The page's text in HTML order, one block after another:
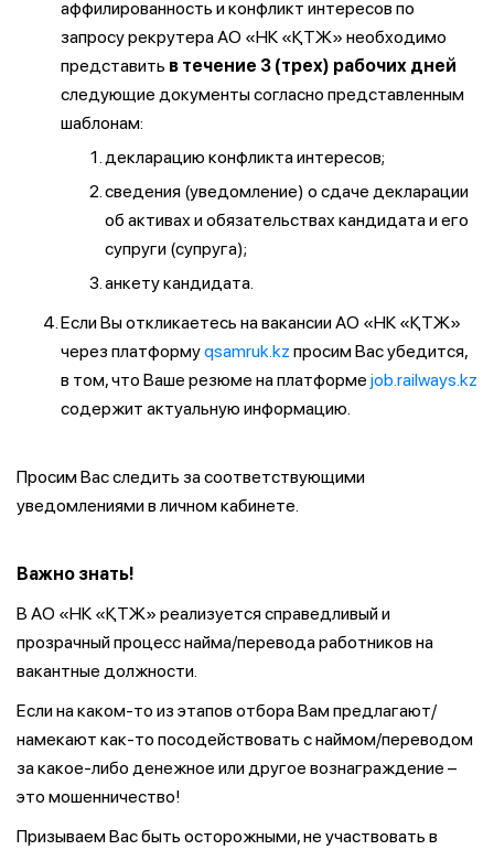
аффилированность и конфликт интересов по
запросу рекрутера АО «НК «ҚТЖ» необходимо
представить в течение 3 (трех) рабочих дней
следующие документы согласно представленным
шаблонам:
декларацию конфликта интересов;
сведения (уведомление) о сдаче декларации
об активах и обязательствах кандидата и его
супруги (супруга);
анкету кандидата.
Если Вы откликаетесь на вакансии АО «НК «ҚТЖ»
через платформуqsamruk.kz просим Вас убедится,
в том, что Ваше резюме на платформе job.railways.kz
содержит актуальную информацию.
Просим Вас следить за соответствующими
уведомлениями в личном кабинете.
Важно знать!
В АО «НК «ҚТЖ» реализуется справедливый и
прозрачный процесс найма/перевода работников на
вакантные должности.
Если на каком-то из этапов отбора Вам предлагают/
намекают как-то посодействовать с наймом/переводом
за какое-либо денежное или другое вознаграждение –
это мошенничество!
Призываем Вас быть осторожными, не участвовать в